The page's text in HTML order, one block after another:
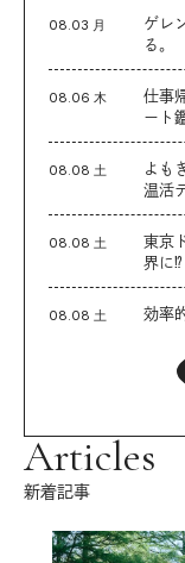
08.03 月
ゲレ
る。
08.06 木
仕事
ート
08.08 土
よも
温活
08.08 土
東京
界に⁉︎
08.08 土 効率
Articles
新着記事